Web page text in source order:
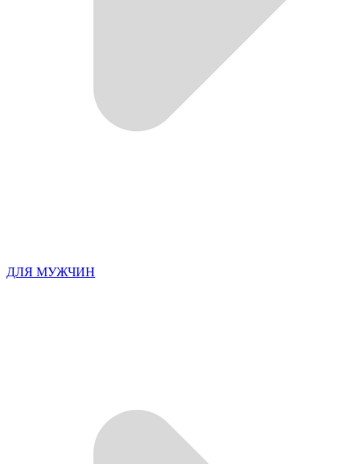
ДЛЯ МУЖЧИН